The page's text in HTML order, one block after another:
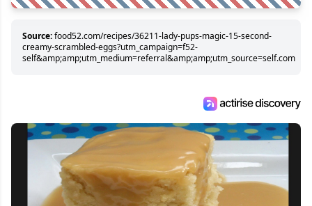
Source:food52.com/recipes/36211-lady-pups-magic-15-second-
creamy-scrambled-eggs?utm_campaign=f52-
self&amp;amp;utm_medium=referral&amp;amp;utm_source=self.com